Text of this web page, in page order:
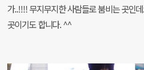
가..!!!! 무지무지한 사람들로 붐비는 곳인
곳이기도 합니다. ^^